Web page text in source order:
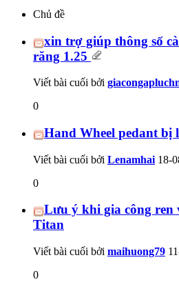
Chủ đề
xin trợ giúp thông số
răng 1.25
Viết bài cuối bởi
0
Hand Wheel pedant bị
Viết bài cuối bởi Lenamhai 18-
0
Lưu ý khi gia công ren
Titan
Viết bài cuối bởi maihuong79
0